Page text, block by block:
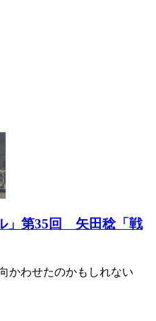
」第35回 矢田稔「戦
かわせたのかもしれない